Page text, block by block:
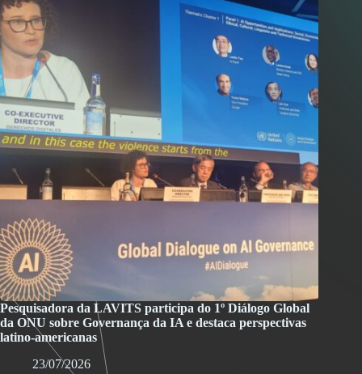
Pesquisadora da LAVITS participa do 1º Diálogo Global
da ONU sobre Governança da IA e destaca perspectivas
latino-americanas
23/07/2026